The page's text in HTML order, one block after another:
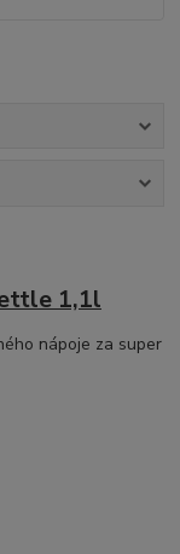
1,1l
nápoje za super